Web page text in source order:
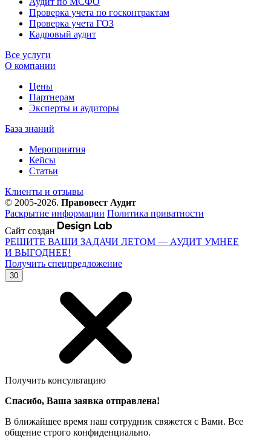
Проверка учета по госконтрактам
Проверка учета ГОЗ
Кадровый аудит
Все услуги
О компании
Цены
Партнерам
Эксперты и аудиторы
База знаний
Мероприятия
Кейсы
Статьи
Клиенты и отзывы
© 2005-2026. Правовест Аудит
Раскрытие информации Политика приватности
Сайт создан
РЕШИТЕ ВАШИ ЗАДАЧИ ЛЕТОМ — АУДИТ УМНЕЕ
И ВЫГОДНЕЕ!
Получить спецпредложение
30
Получить консультацию
Спасибо, Ваша заявка отправлена!
В ближайшее время наш сотрудник свяжется с Вами. Все
общение строго конфиденциально.